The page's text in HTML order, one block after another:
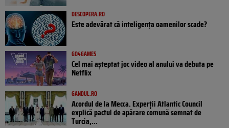
DESCOPERA.RO
Este adevărat că inteligența oamenilor scade?
GO4GAMES
Cel mai așteptat joc video al anului va debuta pe
Netflix
GANDUL.RO
Acordul de la Mecca. Experții Atlantic Council
explică pactul de apărare comună semnat de
Turcia,...